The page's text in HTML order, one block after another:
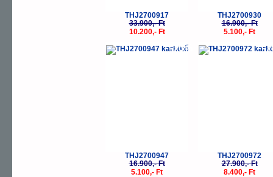
THJ2700917
33.900,- Ft
10.200,- Ft
THJ2700930
16.900,- Ft
5.100,- Ft
-70%
THJ2700947
16.900,- Ft
5.100,- Ft
-
THJ2700972
27.900,- Ft
8.400,- Ft